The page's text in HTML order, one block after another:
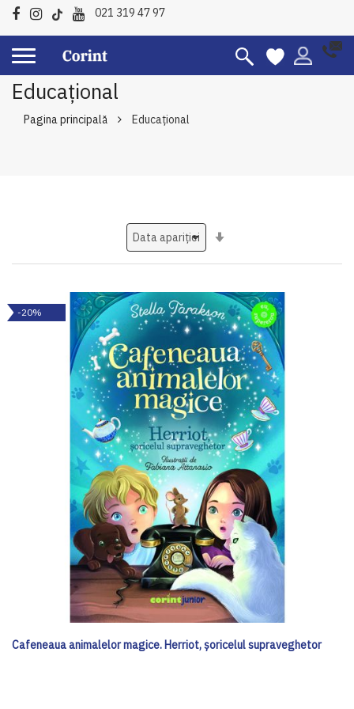
021 319 47 97
Educațional
Pagina principală Educațional
-20%
Cafeneaua animalelor magice. Herriot, șoricelul supraveghetor